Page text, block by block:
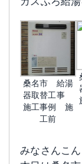
桑名市 給湯
器取替工事
施工事例 施
工前
みなさんこ